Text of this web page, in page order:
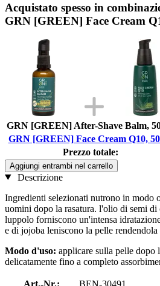
Acquistato spesso in
GRN [GREEN] Face Cream
GRN [GREEN] After-Shave Balm,
GRN [GREEN] Face Cream Q10,
Prezzo totale:
Aggiungi entrambi nel carrello
Descrizione
Ingredienti selezionati nutrono in modo
uomini dopo la rasatura. l'olio di semi
luppolo forniscono un'intensa
e di jojoba leniscono la pelle rendendola
Modo d'uso: applicare sulla pelle dopo
delicatamente fino a completo
Art.-Nr.: BEN-30491